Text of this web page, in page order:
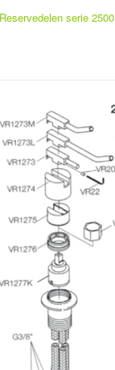
Reservedelen serie 2500